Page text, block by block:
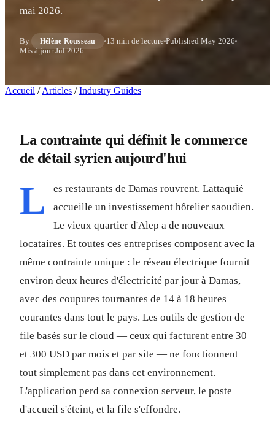
mai 2026.
By Hélène Rousseau 13 min de lecture Published May 2026
Mis à jourJul 2026
Accueil / Articles / Industry Guides
La contrainte qui définit le commerce
de détail syrien aujourd'hui
L
es restaurants de Damas rouvrent. Lattaquié
accueille un investissement hôtelier saoudien.
Le vieux quartier d'Alep a de nouveaux
locataires. Et toutes ces entreprises composent avec la
même contrainte unique : le réseau électrique fournit
environ deux heures d'électricité par jour à Damas,
avec des coupures tournantes de 14 à 18 heures
courantes dans tout le pays. Les outils de gestion de
file basés sur le cloud — ceux qui facturent entre 30
et 300 USD par mois et par site — ne fonctionnent
tout simplement pas dans cet environnement.
L'application perd sa connexion serveur, le poste
d'accueil s'éteint, et la file s'effondre.